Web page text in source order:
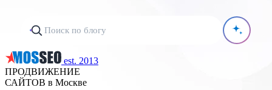
est. 2013
ПРОДВИЖЕНИЕ
САЙТОВ в Москве